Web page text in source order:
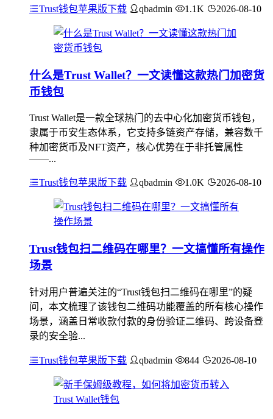
Trust钱包苹果版下载 qbadmin 1.1K 2026-08-10
什么是Trust Wallet？一文读懂这款热门加密货
币钱包
Trust Wallet是一款全球热门的去中心化加密货币钱包，
隶属于币安生态体系，它支持多链资产存储，兼容数千
种加密货币及NFT资产，核心优势在于非托管属性
——...
Trust钱包苹果版下载 qbadmin 1.0K 2026-08-10
Trust钱包扫二维码在哪里？一文搞懂所有操作
场景
针对用户普遍关注的“Trust钱包扫二维码在哪里”的疑
问，本文梳理了该钱包二维码功能覆盖的所有核心操作
场景，涵盖日常收款付款的身份验证二维码、跨设备登
录的安全验...
Trust钱包苹果版下载 qbadmin 844 2026-08-10